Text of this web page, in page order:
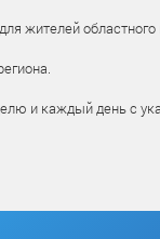
жителей областного
и каждый день с